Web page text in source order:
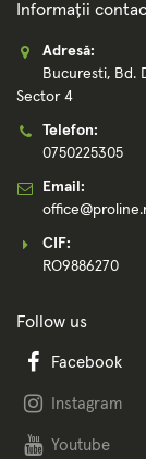
Informații
Adresă:
Bucuresti, Bd.
Sector 4
Telefon:
0750225305
Email:
CIF:
RO9886270
Follow us
Facebook
Instagram
Youtube